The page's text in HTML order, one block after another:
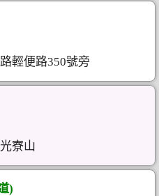
輕便路350號旁
寮山
)